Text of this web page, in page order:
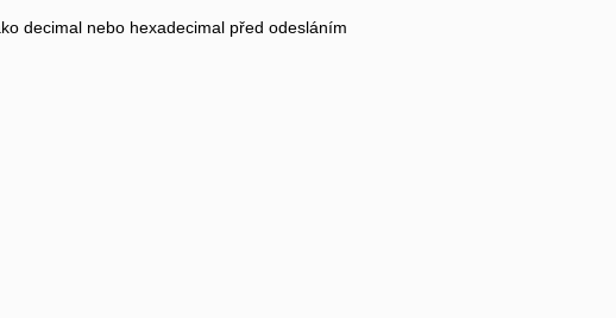
decimal nebo hexadecimal před odesláním